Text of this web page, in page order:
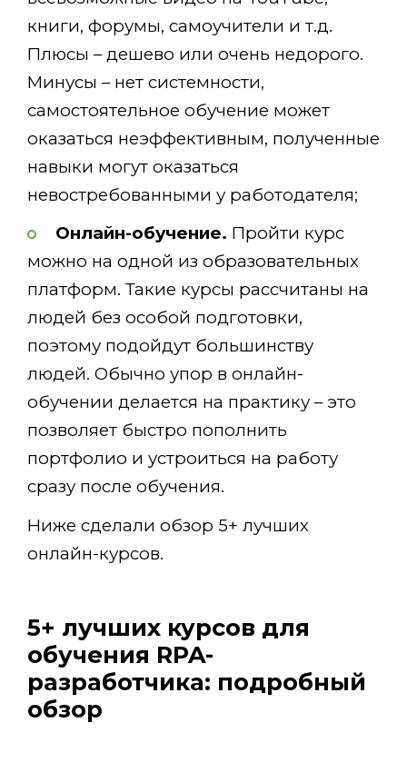
книги, форумы, самоучители и т.д.
Плюсы – дешево или очень недорого.
Минусы – нет системности,
самостоятельное обучение может
оказаться неэффективным, полученные
навыки могут оказаться
невостребованными у работодателя;
Онлайн-обучение. Пройти курс
можно на одной из образовательных
платформ. Такие курсы рассчитаны на
людей без особой подготовки,
поэтому подойдут большинству
людей. Обычно упор в онлайн-
обучении делается на практику – это
позволяет быстро пополнить
портфолио и устроиться на работу
сразу после обучения.
Ниже сделали обзор 5+ лучших
онлайн-курсов.
5+ лучших курсов для
обучения RPA-
разработчика: подробный
обзор